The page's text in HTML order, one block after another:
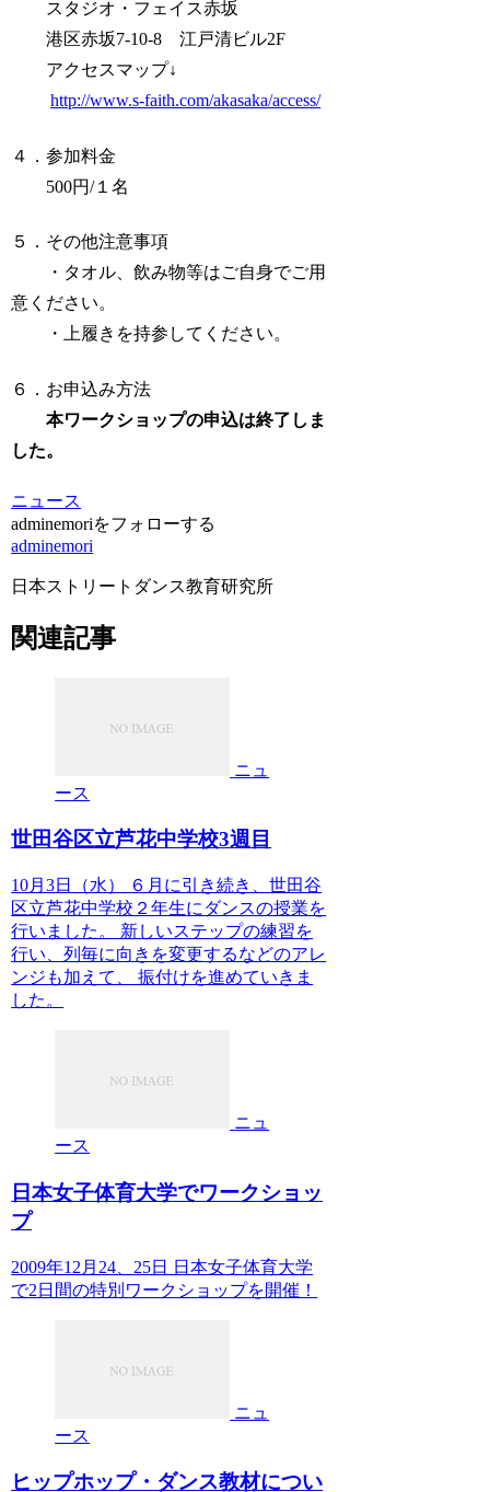
スタジオ・フェイス赤坂
港区赤坂7-10-8 江戸清ビル2F
アクセスマップ↓
http://www.s-faith.com/akasaka/access/
４．参加料金
500円/１名
５．その他注意事項
・タオル、飲み物等はご自身でご用
意ください。
・上履きを持参してください。
６．お申込み方法
本ワークショップの申込は終了しま
した。
ニュース
adminemoriをフォローする
adminemori
日本ストリートダンス教育研究所
関連記事
ニュ
ース
世田谷区立芦花中学校3週目
10月3日（水） ６月に引き続き、世田谷
区立芦花中学校２年生にダンスの授業を
行いました。 新しいステップの練習を
行い、列毎に向きを変更するなどのアレ
ンジも加えて、 振付けを進めていきま
した。
ニュ
ース
日本女子体育大学でワークショッ
プ
2009年12月24、25日 日本女子体育大学
で2日間の特別ワークショップを開催！
ニュ
ース
ヒップホップ・ダンス教材につい